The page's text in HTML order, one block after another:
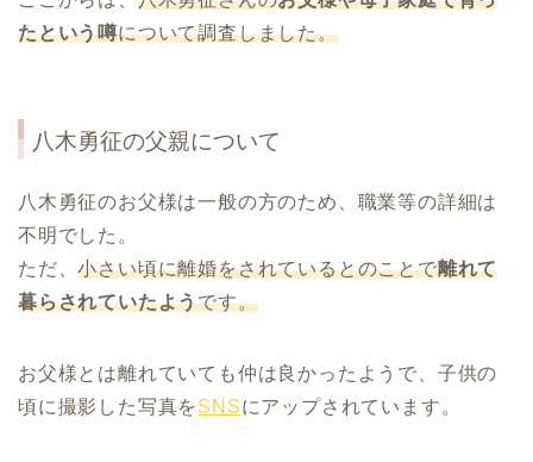
たという噂について調査しました。
八木勇征の父親について
八木勇征のお父様は一般の方のため、職業等の詳細は
不明でした。
ただ、小さい頃に離婚をされているとのことで離れて
暮らされていたようです。
お父様とは離れていても仲は良かったようで、子供の
頃に撮影した写真を SNSにアップされています。